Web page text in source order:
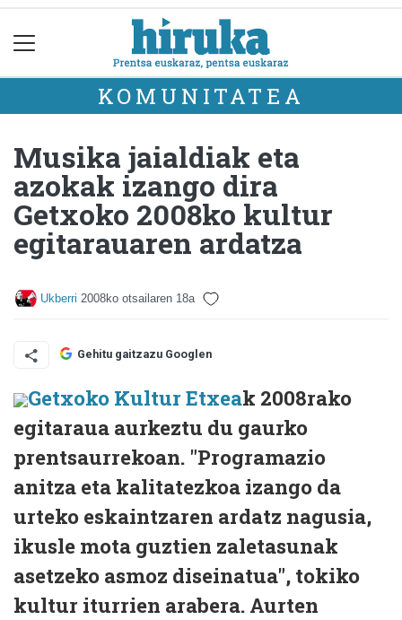
KOMUNITATEA
Musika jaialdiak eta
azokak izango dira
Getxoko 2008ko kultur
egitarauaren ardatza
Ukberri 2008ko otsailaren 18a
Gehitu gaitzazu Googlen
Getxoko Kultur Etxeak 2008rako
egitaraua aurkeztu du gaurko
prentsaurrekoan. "Programazio
anitza eta kalitatezkoa izango da
urteko eskaintzaren ardatz nagusia,
ikusle mota guztien zaletasunak
asetzeko asmoz diseinatua", tokiko
kultur iturrien arabera. Aurten